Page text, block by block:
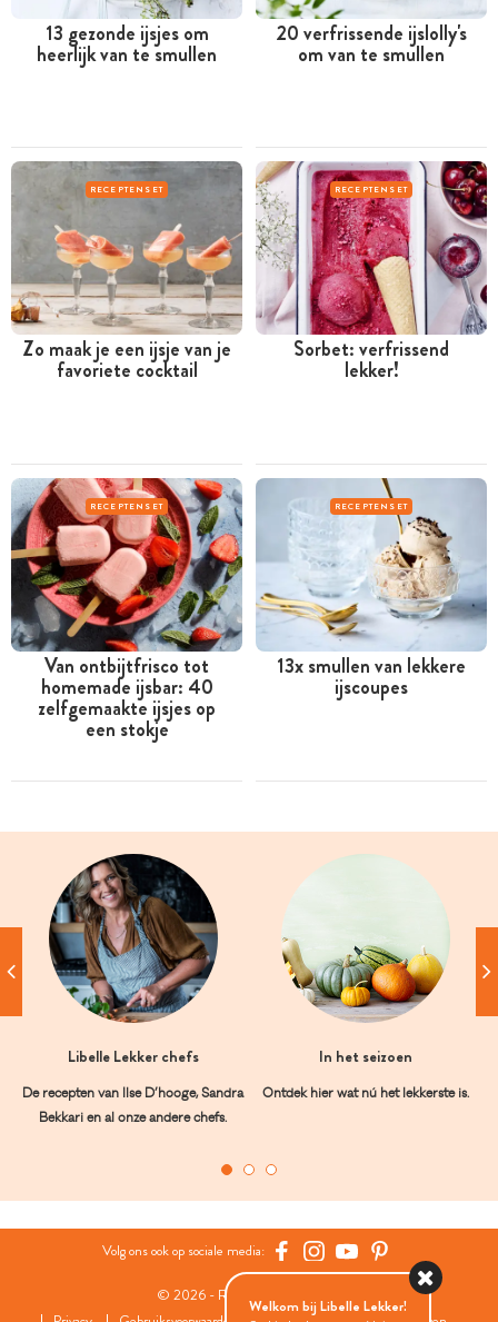
13 gezonde ijsjes om
heerlijk van te smullen
20 verfrissende ijslolly's
om van te smullen
RECEPTENSET
Zo maak je een ijsje van je
favoriete cocktail
RECEPTENSET
Sorbet: verfrissend
lekker!
RECEPTENSET
Van ontbijtfrisco tot
homemade ijsbar: 40
zelfgemaakte ijsjes op
een stokje
RECEPTENSET
13x smullen van lekkere
ijscoupes
Libelle Lekker chefs
De recepten van Ilse D’hooge, Sandra
Bekkari en al onze andere chefs.
In het seizoen
Ontdek hier wat nú het lekkerste is.
Volg ons ook op sociale media:
© 2026 - Roularta Media Group
Welkom bij Libelle Lekker!